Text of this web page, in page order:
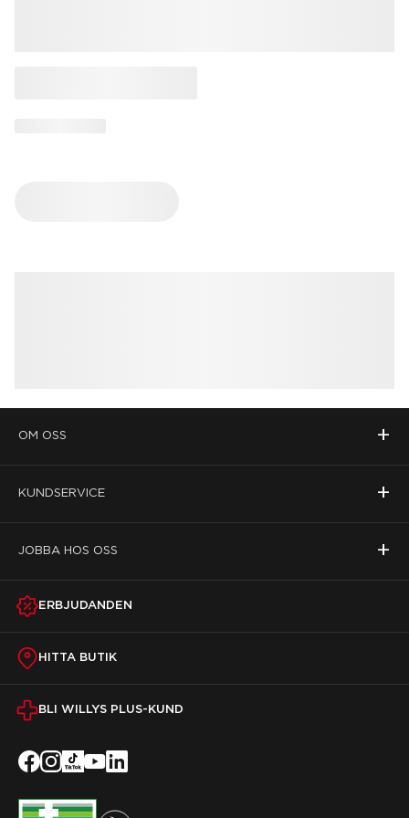
OM OSS +
KUNDSERVICE +
JOBBA HOS OSS +
ERBJUDANDEN
HITTA BUTIK
BLI WILLYS PLUS-KUND